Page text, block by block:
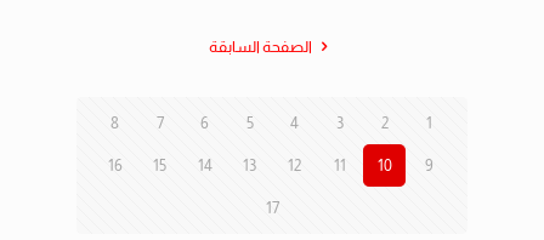
الصفحة السابقة
1
2
3
4
5
6
7
8
9
10
11
12
13
14
15
16
17